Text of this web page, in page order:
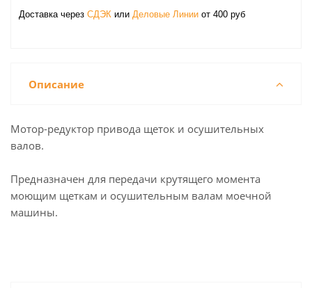
Доставка через СДЭК или Деловые Линии от 400 руб
Описание
Мотор-редуктор привода щеток и осушительных
валов.
Предназначен для передачи крутящего момента
моющим щеткам и осушительным валам моечной
машины.